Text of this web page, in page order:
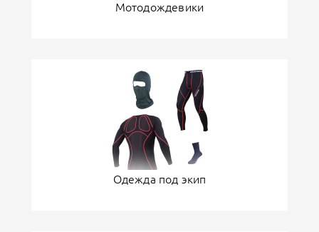
Мотодождевики
Одежда под экип